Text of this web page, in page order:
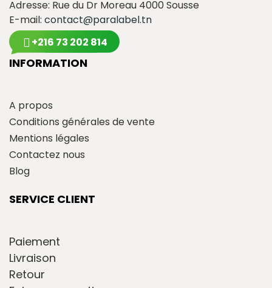
Adresse: Rue du Dr Moreau 4000 Sousse
E-mail: contact@paralabel.tn
+216 73 202 814
INFORMATION
A propos
Conditions générales de vente
Mentions légales
Contactez nous
Blog
SERVICE CLIENT
Paiement
Livraison
Retour